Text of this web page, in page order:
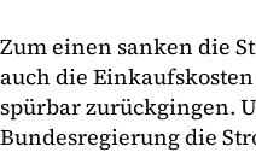
Zum einen sanken die
auch die
spürbar zurückgingen.
Bundesregierung die